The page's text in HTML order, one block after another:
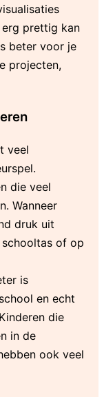
erg prettig kan
beter voor je
projecten,
veel
die veel
Wanneer
druk uit
of op
is
en echt
die
in de
ook veel